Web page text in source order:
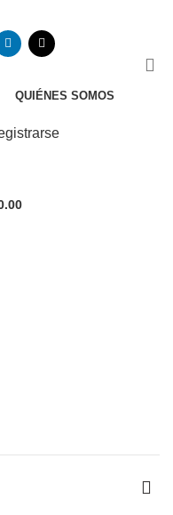
QUIÉNES SOMOS